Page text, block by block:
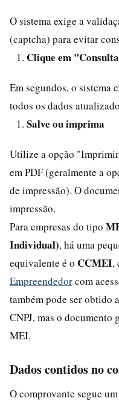
O sistema exige a
(captcha) para evitar
Clique em
Em segundos, o sistema
todos os dados
Salve ou imprima
Utilize a opção
em PDF (geralmente a
de impressão). O
impressão.
Para empresas do tipo
Individual), há uma
equivalente é o CCMEI,
Empreendedorcom
também pode ser obtido
CNPJ, mas o
MEI.
Dados contidos no
O comprovante segue